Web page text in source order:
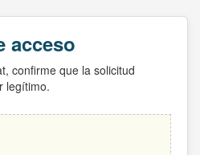
acceso
confirme que la solicitud
legítimo.